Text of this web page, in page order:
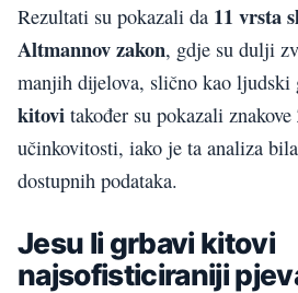
Rezultati su pokazali da 11 vrsta
Altmannov zakon, gdje su dulji
manjih dijelova, slično kao ljudski
kitovi također su pokazali
učinkovitosti, iako je ta analiza
dostupnih podataka.
Jesu li grbavi kitovi
najsofisticiraniji